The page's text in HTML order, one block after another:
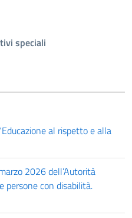
speciali
al rispetto e alla
2026 dell’Autorità
persone con disabilità.